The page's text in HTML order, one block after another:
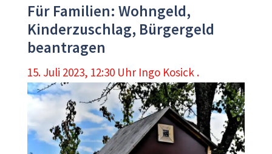
Für Familien: Wohngeld,
Kinderzuschlag, Bürgergeld
beantragen
15. Juli 2023, 12:30 Uhr Ingo Kosick .